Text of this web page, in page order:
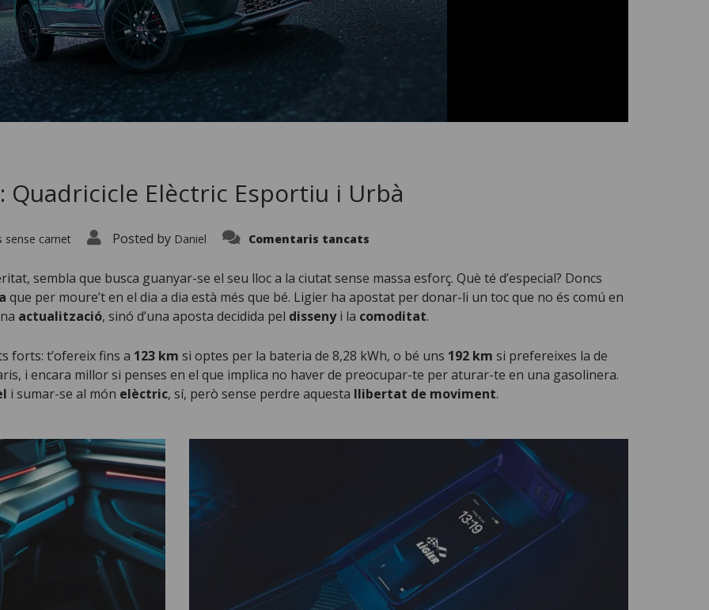
Quadricicle Elèctric Esportiu i Urbà
sense carnet Posted by Daniel Comentaris tancats
JS50:
Quadricicle
Elèctric
Esportiu
i
sembla que busca guanyar-se el seu lloc a la ciutat sense massa esforç. Què té d’especial? Doncs
que per moure’t en el dia a dia està més que bé. Ligier ha apostat per donar-li un toc que no és comú en
actualització, sinó d’una aposta decidida pel dissenyi la comoditat.
forts: t’ofereix fins a 123 km si optes per la bateria de 8,28 kWh, o bé uns 192 km si prefereixes la de
i encara millor si penses en el que implica no haver de preocupar-te per aturar-te en una gasolinera.
i sumar-se al món elèctric, sí, però sense perdre aquesta llibertat de moviment.